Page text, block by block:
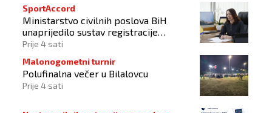
SportAccord
Ministarstvo civilnih poslova BiH
unaprijedilo sustav registracije
sportskih organizacija
Prije 4 sati
Malonogometni turnir
Polufinalna večer u Bilalovcu
Prije 4 sati